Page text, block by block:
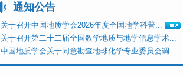
通知公告
关于召开中国地质学会2026年度全国地学科普...
关于召开第二十二届全国数学地质与地学信息学术...
中国地质学会关于同意勘查地球化学专业委员会调...